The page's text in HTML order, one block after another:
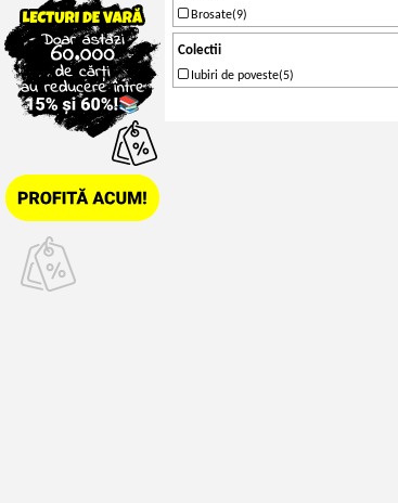
Brosate(9)
Colectii
Iubiri de poveste(5)